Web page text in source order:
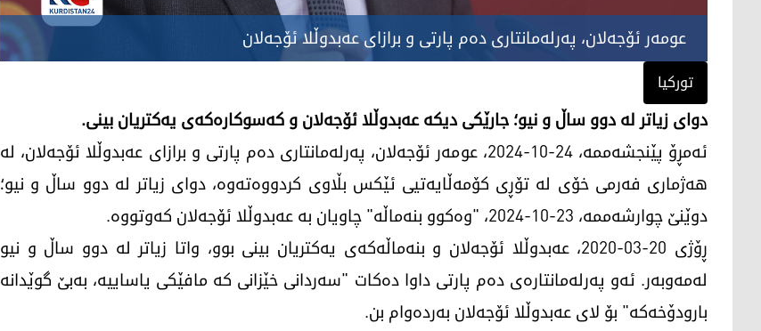
عومەر ئۆجەلان، پەرلەمانتاری دەم پارتی و برازای عەبدوڵلا ئۆجەلان
تورکیا
دوای زیاتر لە دوو ساڵ و نیو؛ جارێکی دیکە عەبدوڵلا ئۆجەلان و کەسوکارەکەی یەکتریان بینی.
ئەمڕۆ پێنجشەممە، 24-10-2024، عومەر ئۆجەلان، پەرلەمانتاری دەم پارتی و برازای عەبدوڵلا ئۆجەلان، لە
هەژماری فەرمی خۆی لە تۆڕی کۆمەڵایەتیی ئێکس بڵاوی کردووەتەوە، دوای زیاتر لە دوو ساڵ و نیو؛
دوێنێ چوارشەممە، 23-10-2024، "وەکوو بنەماڵە" چاویان بە عەبدوڵلا ئۆجەلان کەوتووە.
ڕۆژی 20-03-2020، عەبدوڵلا ئۆجەلان و بنەماڵەکەی یەکتریان بینی بوو، واتا زیاتر لە دوو ساڵ و نیو
لەمەوبەر. ئەو پەرلەمانتارەی دەم پارتی داوا دەکات "سەردانی خێزانی کە مافێکی یاساییە، بەبێ گوێدانە
بارودۆخەکە" بۆ لای عەبدوڵلا ئۆجەلان بەردەوام بن.